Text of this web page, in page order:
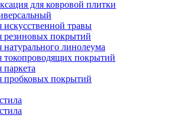
для ковровой плитки
искусственной травы
резиновых покрытий
натурального линолеума
токопроводящих покрытий
паркета
пробковых покрытий